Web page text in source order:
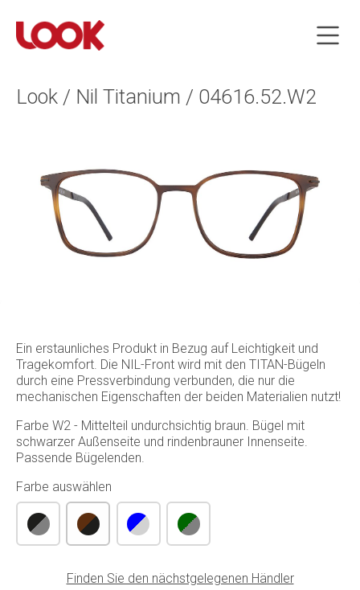
Look / Nil Titanium / 04616.52.W2
Ein erstaunliches Produkt in Bezug auf Leichtigkeit und
Tragekomfort. Die NIL-Front wird mit den TITAN-Bügeln
durch eine Pressverbindung verbunden, die nur die
mechanischen Eigenschaften der beiden Materialien nutzt!
Farbe W2 - Mittelteil undurchsichtig braun. Bügel mit
schwarzer Außenseite und rindenbrauner Innenseite.
Passende Bügelenden.
Farbe auswählen
Finden Sie den nächstgelegenen Händler